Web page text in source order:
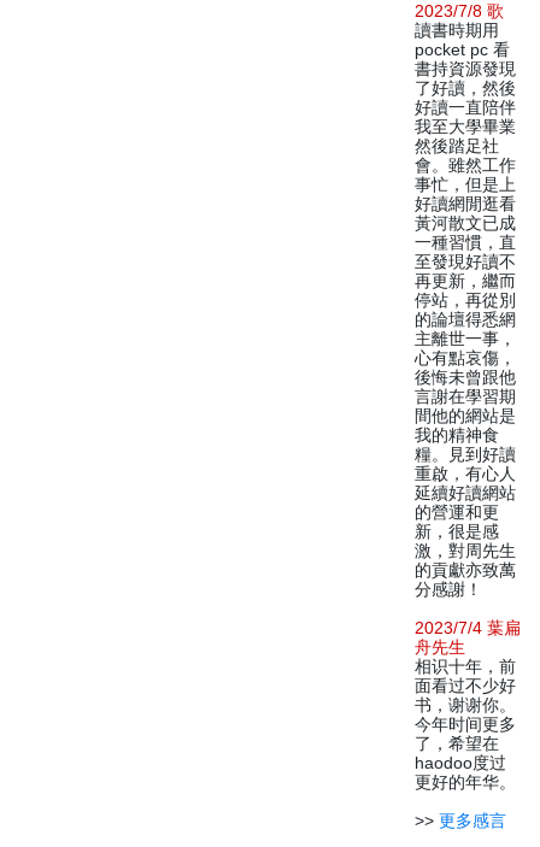
2023/7/8 歌
讀書時期用
pocket pc 看
書持資源發現
了好讀，然後
好讀一直陪伴
我至大學畢業
然後踏足社
會。雖然工作
事忙，但是上
好讀網閒逛看
黃河散文已成
一種習慣，直
至發現好讀不
再更新，繼而
停站，再從別
的論壇得悉網
主離世一事，
心有點哀傷，
後悔未曾跟他
言謝在學習期
間他的網站是
我的精神食
糧。見到好讀
重啟，有心人
延續好讀網站
的營運和更
新，很是感
激，對周先生
的貢獻亦致萬
分感謝！
2023/7/4 葉扁
舟先生
相识十年，前
面看过不少好
书，谢谢你。
今年时间更多
了，希望在
haodoo度过
更好的年华。
>> 更多感言